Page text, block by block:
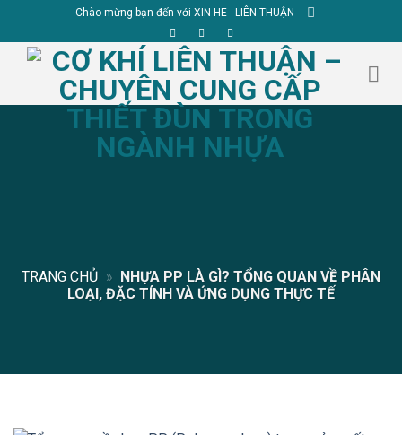
content
Chào mừng bạn đến với XIN HE - LIÊN THUẬN
TRANG CHỦ »
NHỰA PP LÀ GÌ​? TỔNG QUAN VỀ PHÂN
LOẠI, ĐẶC TÍNH VÀ ỨNG DỤNG THỰC TẾ